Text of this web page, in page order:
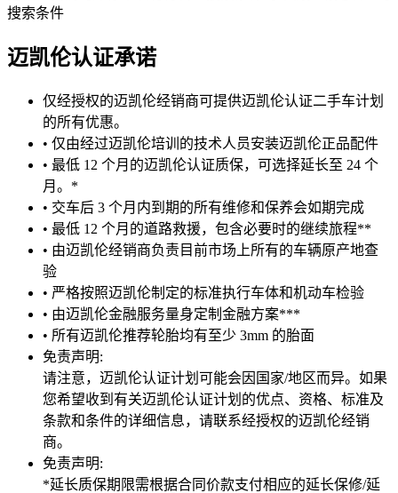
搜索条件
迈凯伦认证承诺
仅经授权的迈凯伦经销商可提供迈凯伦认证二手车计划
的所有优惠。
• 仅由经过迈凯伦培训的技术人员安装迈凯伦正品配件
• 最低 12 个月的迈凯伦认证质保，可选择延长至 24 个
月。*
• 交车后 3 个月内到期的所有维修和保养会如期完成
• 最低 12 个月的道路救援，包含必要时的继续旅程**
• 由迈凯伦经销商负责目前市场上所有的车辆原产地查
验
• 严格按照迈凯伦制定的标准执行车体和机动车检验
• 由迈凯伦金融服务量身定制金融方案***
• 所有迈凯伦推荐轮胎均有至少 3mm 的胎面
免责声明:
请注意，迈凯伦认证计划可能会因国家/地区而异。如果
您希望收到有关迈凯伦认证计划的优点、资格、标准及
条款和条件的详细信息，请联系经授权的迈凯伦经销
商。
免责声明:
*延长质保期限需根据合同价款支付相应的延长保修/延